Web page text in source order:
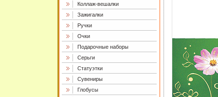
Коллаж-вешалки
Зажигалки
Ручки
Очки
Подарочные наборы
Серьги
Статуэтки
Сувениры
Глобусы